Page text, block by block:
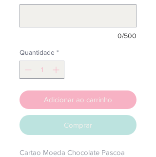
0/500
Quantidade *
Adicionar ao carrinho
Comprar
Cartao Moeda Chocolate Pascoa